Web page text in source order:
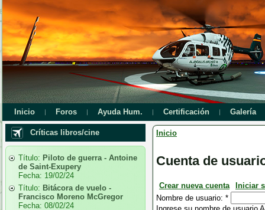
Inicio Foros Ayuda Hum. Certificación Galería
Críticas libros/cine
Título: Piloto de guerra - Antoine
de Saint-Exupery
Fecha: 19/02/24
Título: Bitácora de vuelo -
Francisco Moreno McGregor
Fecha: 08/02/24
Inicio
Cuenta de
Crear nueva cuenta
Iniciar
Nombre de usuario: *